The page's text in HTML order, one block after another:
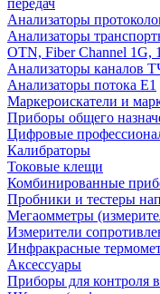
передач
Анализаторы
Анализаторы
OTN, Fiber Channel 1G,
Анализаторы каналов
Анализаторы потока Е1
Маркероискатели и
Приборы общего
Цифровые
Калибраторы
Токовые клещи
Комбинированные
Пробники и тестеры
Мегаомметры
Измерители
Инфракрасные
Аксессуары
Приборы для контроля